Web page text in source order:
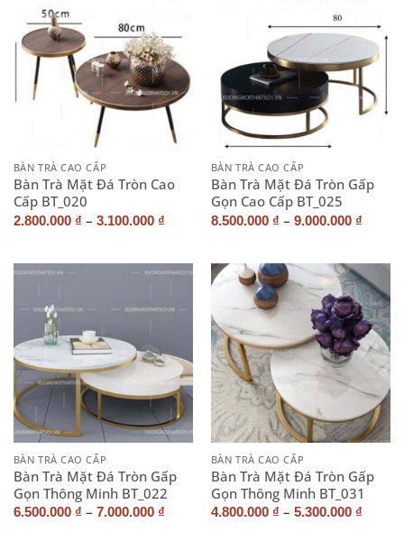
BÀN TRÀ CAO CẤP
Bàn Trà Mặt Đá Tròn Cao
Cấp BT_020
2.800.000 ₫ – 3.100.000 ₫
BÀN TRÀ CAO CẤP
Bàn Trà Mặt Đá Tròn Gấp
Gọn Cao Cấp BT_025
8.500.000 ₫ – 9.000.000 ₫
BÀN TRÀ CAO CẤP
Bàn Trà Mặt Đá Tròn Gấp
Gọn Thông Minh BT_022
6.500.000 ₫ – 7.000.000 ₫
BÀN TRÀ CAO CẤP
Bàn Trà Mặt Đá Tròn Gấp
Gọn Thông Minh BT_031
4.800.000 ₫ – 5.300.000 ₫